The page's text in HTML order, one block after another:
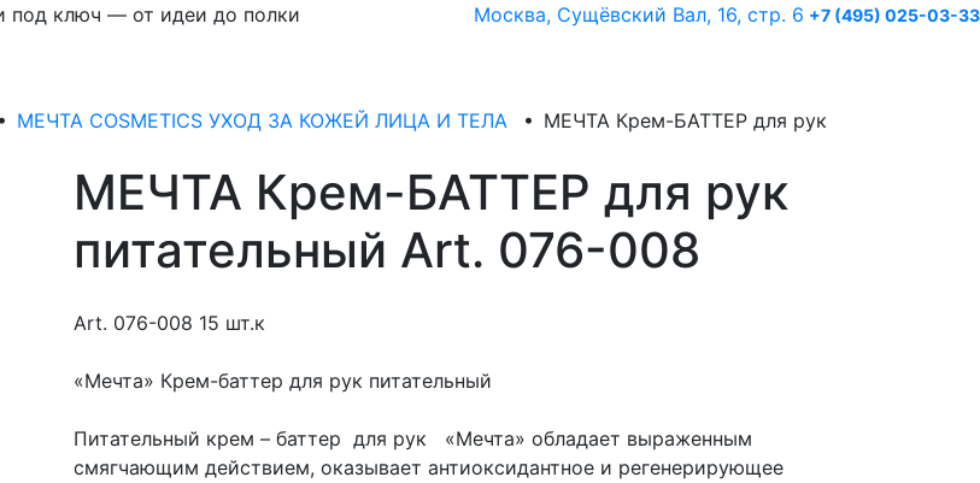
под ключ — от идеи до полки Москва, Сущёвский Вал, 16, стр. 6 +7 (495) 025-03-33
МЕЧТА COSMETICS УХОД ЗА КОЖЕЙ ЛИЦА И ТЕЛА • МЕЧТА Крем-БАТТЕР для рук
МЕЧТА Крем-БАТТЕР для рук
питательный Art. 076-008
Art. 076-008 15 шт.к
«Мечта» Крем-баттер для рук питательный
Питательный крем – баттер для рук «Мечта» обладает выраженным
смягчающим действием, оказывает антиоксидантное и регенерирующее